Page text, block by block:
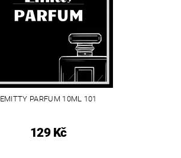
EMITTY PARFUM 10ML 101
129 Kč